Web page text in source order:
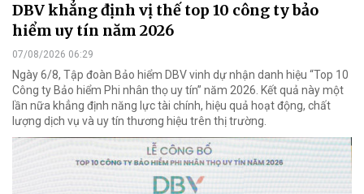
DBV khẳng định vị thế top 10 công ty bảo
hiểm uy tín năm 2026
07/08/2026 06:29
Ngày 6/8, Tập đoàn Bảo hiểm DBV vinh dự nhận danh hiệu “Top 10
Công ty Bảo hiểm Phi nhân thọ uy tín” năm 2026. Kết quả này một
lần nữa khẳng định năng lực tài chính, hiệu quả hoạt động, chất
lượng dịch vụ và uy tín thương hiệu trên thị trường.